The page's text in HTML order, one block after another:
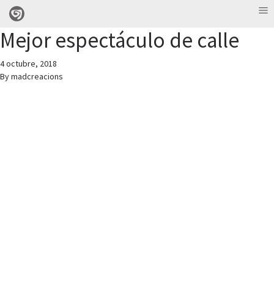
Mejor espectáculo de calle
4 octubre, 2018
Bymadcreacions